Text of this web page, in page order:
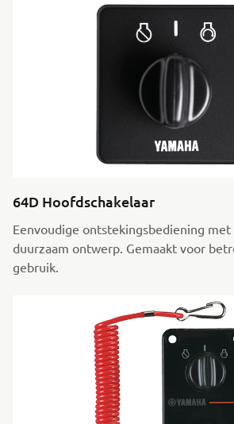
64D Hoofdschakelaar
Eenvoudige ontstekingsbediening met
duurzaam ontwerp. Gemaakt voor
gebruik.